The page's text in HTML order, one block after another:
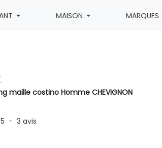
MAISON MARQUES
maille costino Homme CHEVIGNON
5 - 3avis